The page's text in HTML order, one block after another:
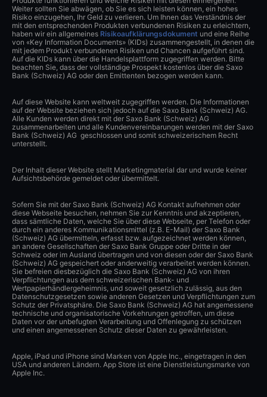
Weiter sollten Sie abwägen, ob Sie es sich leisten können, ein hohes
Risiko einzugehen, Ihr Geld zu verlieren. Um Ihnen das Verständnis der
mit den entsprechenden Produkten verbundenen Risiken zu erleichtern,
haben wir ein allgemeines Risikoaufklärungsdokument und eine Reihe
von «Key Information Documents» (KIDs) zusammengestellt, in denen die
mit jedem Produkt verbundenen Risiken und Chancen aufgeführt sind.
Auf die KIDs kann über die Handelsplattform zugegriffen werden. Bitte
beachten Sie, dass der vollständige Prospekt kostenlos über die Saxo
Bank (Schweiz) AG oder den Emittenten bezogen werden kann.
Auf diese Website kann weltweit zugegriffen werden. Die Informationen
auf der Website beziehen sich jedoch auf die Saxo Bank (Schweiz) AG.
Alle Kunden werden direkt mit der Saxo Bank (Schweiz) AG
zusammenarbeiten und alle Kundenvereinbarungen werden mit der Saxo
Bank (Schweiz) AG geschlossen und somit schweizerischem Recht
unterstellt.
Der Inhalt dieser Website stellt Marketingmaterial dar und wurde keiner
Aufsichtsbehörde gemeldet oder übermittelt.
Sofern Sie mit der Saxo Bank (Schweiz) AG Kontakt aufnehmen oder
diese Webseite besuchen, nehmen Sie zur Kenntnis und akzeptieren,
dass sämtliche Daten, welche Sie über diese Webseite, per Telefon oder
durch ein anderes Kommunikationsmittel (z.B. E-Mail) der Saxo Bank
(Schweiz) AG übermitteln, erfasst bzw. aufgezeichnet werden können,
an andere Gesellschaften der Saxo Bank Gruppe oder Dritte in der
Schweiz oder im Ausland übertragen und von diesen oder der Saxo Bank
(Schweiz) AG gespeichert oder anderweitig verarbeitet werden können.
Sie befreien diesbezüglich die Saxo Bank (Schweiz) AG von ihren
Verpflichtungen aus dem schweizerischen Bank- und
Wertpapierhändlergeheimnis, und soweit gesetzlich zulässig, aus den
Datenschutzgesetzen sowie anderen Gesetzen und Verpflichtungen zum
Schutz der Privatsphäre. Die Saxo Bank (Schweiz) AG hat angemessene
technische und organisatorische Vorkehrungen getroffen, um diese
Daten vor der unbefugten Verarbeitung und Offenlegung zu schützen
und einen angemessenen Schutz dieser Daten zu gewährleisten.
Apple, iPad und iPhone sind Marken von Apple Inc., eingetragen in den
USA und anderen Ländern. App Store ist eine Dienstleistungsmarke von
Apple Inc.